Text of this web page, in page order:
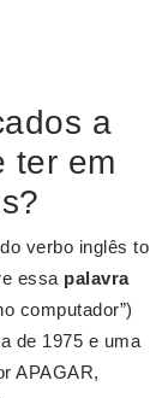
a
ter em
verbo inglês to
essa palavra
computador”)
de 1975 e uma
APAGAR,